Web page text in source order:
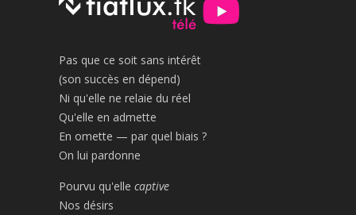
Pas que ce soit sans intérêt
(son succès en dépend)
Ni qu'elle ne relaie du réel
Qu'elle en admette
En omette — par quel biais ?
On lui pardonne
Pourvu qu'elle captive
Nos désirs